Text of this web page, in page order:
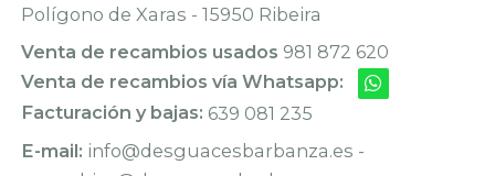
Polígono de Xaras - 15950 Ribeira
Venta de recambios usados 981 872 620
Venta de recambios vía Whatsapp:
Facturación y bajas: 639 081 235
E-mail: info@desguacesbarbanza.es -